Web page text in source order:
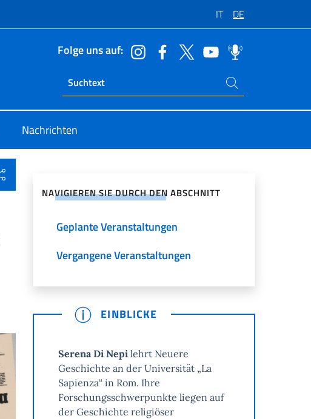
IT DE
Folge uns auf:
Ricerca sito live
Suchen Sie auf der Website
Nachrichten
NAVIGIEREN SIE DURCH DEN ABSCHNITT
Geplante Veranstaltungen
Vergangene Veranstaltungen
EINBLICKE
Serena Di Nepi lehrt Neuere
Geschichte an der Universität „La
Sapienza“ in Rom. Ihre
Forschungsschwerpunkte liegen auf
der Geschichte religiöser